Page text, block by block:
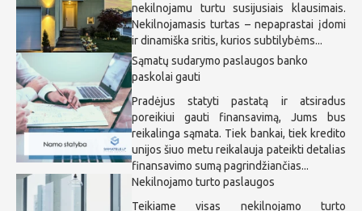
nekilnojamu turtu susijusiais klausimais.
Nekilnojamasis turtas – nepaprastai įdomi
ir dinamiška sritis, kurios subtilybėms...
Sąmatų sudarymo paslaugos banko
paskolai gauti
Pradėjus statyti pastatą ir atsiradus
poreikiui gauti finansavimą, Jums bus
reikalinga sąmata. Tiek bankai, tiek kredito
unijos šiuo metu reikalauja pateikti detalias
finansavimo sumą pagrindžiančias...
Nekilnojamo turto paslaugos
Teikiame visas nekilnojamo turto